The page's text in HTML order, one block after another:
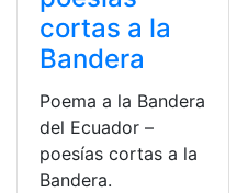
cortas a la
Bandera
Poema a la Bandera
del Ecuador –
poesías cortas a la
Bandera.